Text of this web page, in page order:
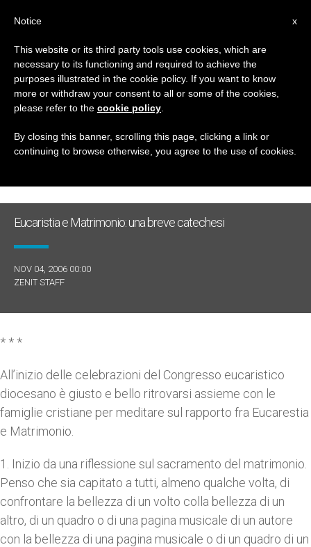
GIORNO
Novembre 4th, 2006
ULTIME NOTIZIE
Eucaristia e Matrimonio: una breve catechesi
NOV 04, 2006 00:00
ZENIT STAFF
* * *
All’inizio delle celebrazioni del Congresso eucaristico
diocesano è giusto e bello ritrovarsi assieme con le
famiglie cristiane per meditare sul rapporto fra Eucarestia
e Matrimonio.
1. Inizio da una riflessione sul sacramento del matrimonio.
Penso che sia capitato a tutti, almeno qualche volta, di
confrontare la bellezza di un volto colla bellezza di un
altro, di un quadro o di una pagina musicale di un autore
con la bellezza di una pagina musicale o di un quadro di un
x
Notice
This website or its third party tools use cookies, which are
necessary to its functioning and required to achieve the
purposes illustrated in the cookie policy. If you want to know
more or withdraw your consent to all or some of the cookies,
please refer to the cookie policy
By closing this banner, scrolling this page, clicking a link or
continuing to browse otherwise, you agree to the use of cookies.